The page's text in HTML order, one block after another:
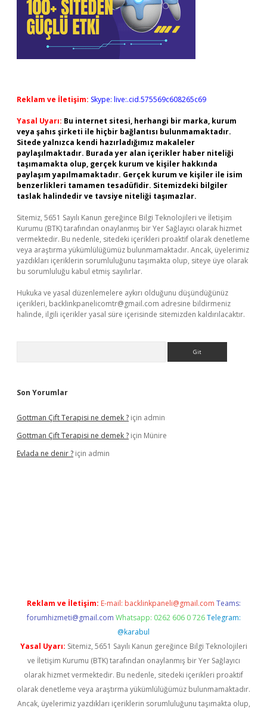
Reklam ve İletişim: Skype: live:.cid.575569c608265c69
Yasal Uyarı: Bu internet sitesi, herhangi bir marka, kurum
veya şahıs şirketi ile hiçbir bağlantısı bulunmamaktadır.
Sitede yalnızca kendi hazırladığımız makaleler
paylaşılmaktadır. Burada yer alan içerikler haber niteliği
taşımamakta olup, gerçek kurum ve kişiler hakkında
paylaşım yapılmamaktadır. Gerçek kurum ve kişiler ile isim
benzerlikleri tamamen tesadüfidir. Sitemizdeki bilgiler
taslak halindedir ve tavsiye niteliği taşımazlar.
Sitemiz, 5651 Sayılı Kanun gereğince Bilgi Teknolojileri ve İletişim
Kurumu (BTK) tarafından onaylanmış bir Yer Sağlayıcı olarak hizmet
vermektedir. Bu nedenle, sitedeki içerikleri proaktif olarak denetleme
veya araştırma yükümlülüğümüz bulunmamaktadır. Ancak, üyelerimiz
yazdıkları içeriklerin sorumluluğunu taşımakta olup, siteye üye olarak
bu sorumluluğu kabul etmiş sayılırlar.
Hukuka ve yasal düzenlemelere aykırı olduğunu düşündüğünüz
içerikleri, backlinkpanelicomtr@gmail.com adresine bildirmeniz
halinde, ilgili içerikler yasal süre içerisinde sitemizden kaldırılacaktır.
Son Yorumlar
Gottman Çift Terapisi ne demek ? için admin
Gottman Çift Terapisi ne demek ? için Münire
Evlada ne denir ? için admin
Reklam ve İletişim: E-mail: backlinkpaneli@gmail.com Teams:
forumhizmeti@gmail.com Whatsapp: 0262 606 0 726 Telegram:
@karabul
Yasal Uyarı: Sitemiz, 5651 Sayılı Kanun gereğince Bilgi Teknolojileri
ve İletişim Kurumu (BTK) tarafından onaylanmış bir Yer Sağlayıcı
olarak hizmet vermektedir. Bu nedenle, sitedeki içerikleri proaktif
olarak denetleme veya araştırma yükümlülüğümüz bulunmamaktadır.
Ancak, üyelerimiz yazdıkları içeriklerin sorumluluğunu taşımakta olup,